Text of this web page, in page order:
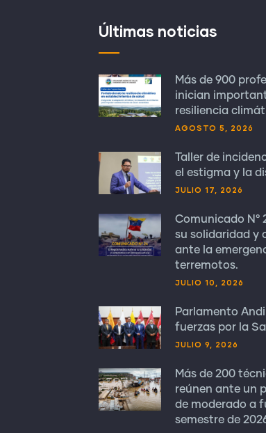
Últimas noticias
Más de 900
inician
resiliencia
AGOSTO 5, 2026
Taller de
el estigma y la
JULIO 17, 2026
Comunicado N°
su solidaridad y
ante la
terremotos.
JULIO 10, 2026
Parlamento
fuerzas por la
JULIO 9, 2026
Más de 200
reúnen ante un
de moderado a
semestre de